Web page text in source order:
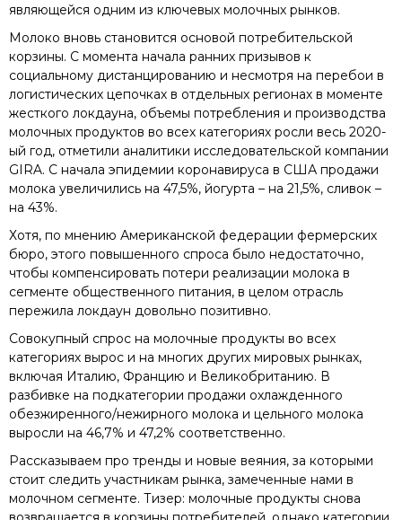
являющейся одним из ключевых молочных рынков.
Молоко вновь становится основой потребительской
корзины. С момента начала ранних призывов к
социальному дистанцированию и несмотря на перебои в
логистических цепочках в отдельных регионах в моменте
жесткого локдауна, объемы потребления и производства
молочных продуктов во всех категориях росли весь 2020-
ый год, отметили аналитики исследовательской компании
GIRA. С начала эпидемии коронавируса в США продажи
молока увеличились на 47,5%, йогурта – на 21,5%, сливок –
на 43%.
Хотя, по мнению Американской федерации фермерских
бюро, этого повышенного спроса было недостаточно,
чтобы компенсировать потери реализации молока в
сегменте общественного питания, в целом отрасль
пережила локдаун довольно позитивно.
Совокупный спрос на молочные продукты во всех
категориях вырос и на многих других мировых рынках,
включая Италию, Францию и Великобританию. В
разбивке на подкатегории продажи охлажденного
обезжиренного/нежирного молока и цельного молока
выросли на 46,7% и 47,2% соответственно.
Рассказываем про тренды и новые веяния, за которыми
стоит следить участникам рынка, замеченные нами в
молочном сегменте. Тизер: молочные продукты снова